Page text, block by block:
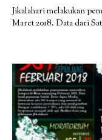
Jikalahari melakukan
Maret 2018. Data dari